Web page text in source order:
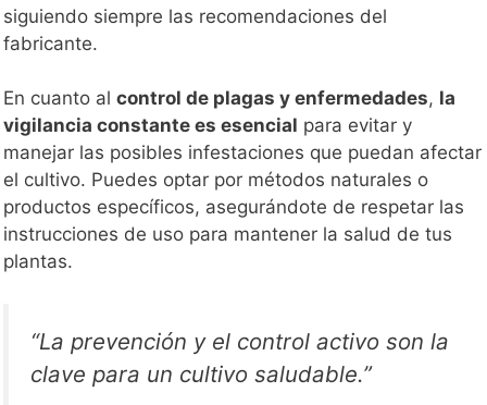
siguiendo siempre las recomendaciones del
fabricante.
En cuanto al control de plagas y enfermedades, la
vigilancia constante es esencial para evitar y
manejar las posibles infestaciones que puedan afectar
el cultivo. Puedes optar por métodos naturales o
productos específicos, asegurándote de respetar las
instrucciones de uso para mantener la salud de tus
plantas.
“La prevención y el control activo son la
clave para un cultivo saludable.”